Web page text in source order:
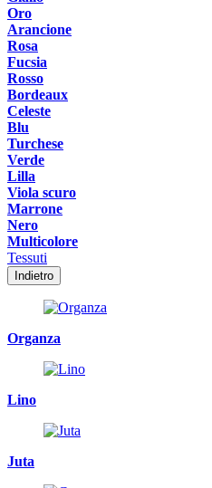
Oro
Arancione
Rosa
Fucsia
Rosso
Bordeaux
Celeste
Blu
Turchese
Verde
Lilla
Viola scuro
Marrone
Nero
Multicolore
Tessuti
Indietro
Organza
Lino
Juta